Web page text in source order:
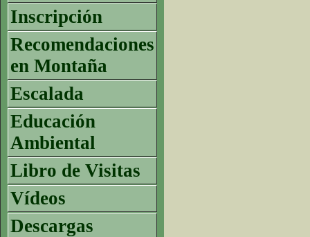
Inscripción
Recomendaciones
en Montaña
Escalada
Educación
Ambiental
Libro de Visitas
Vídeos
Descargas